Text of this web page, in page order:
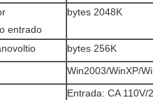
entrado
bytes 2048K
bytes 256K
Win2003/WinXP/
Entrada: CA 110V/